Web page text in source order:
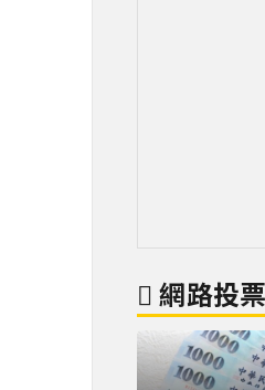
網路投票